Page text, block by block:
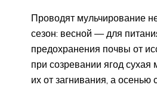
Проводят мульчирование
сезон: весной — для
предохранения почвы от
при созревании ягод сухая
их от загнивания, а осенью